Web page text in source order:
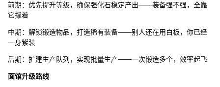
前期：优先提升等级，确保强化石稳定产出——装备强不强，全靠
它撑着
中期：解锁锻造物品，打造稀有装备——别人还在用白板，你已经
一身紫装
后期：扩建生产队列，实现批量生产——一次锻造多个，效率起飞
面馆升级路线